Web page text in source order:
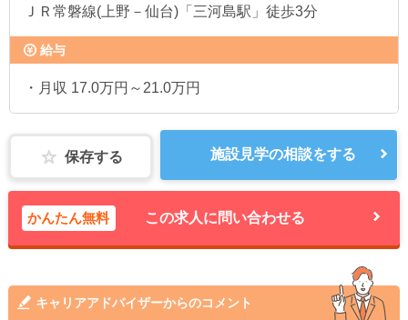
ＪＲ常磐線(上野－仙台)「三河島駅」徒歩3分
給与
・月収 17.0万円～21.0万円
保存する 施設見学の相談をする
かんたん無料 この求人に問い合わせる
キャリアアドバイザーからのコメント